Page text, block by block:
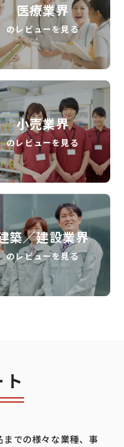
医療業界
のレビューを見る
小売業界
のレビューを見る
築／建設業界
のレビューを見る
での様々な業種、事